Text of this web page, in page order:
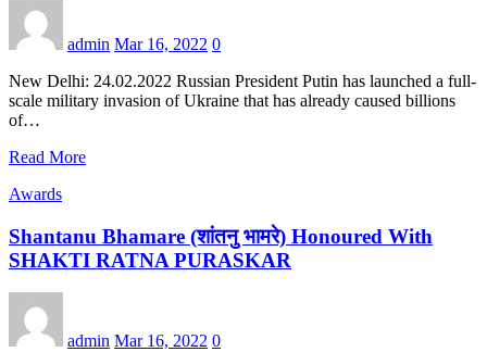
admin Mar 16, 2022 0
New Delhi: 24.02.2022 Russian President Putin has launched a full-
scale military invasion of Ukraine that has already caused billions
of…
Read More
Awards
Shantanu Bhamare (शांतनु भामरे) Honoured With
SHAKTI RATNA PURASKAR
admin Mar 16, 2022 0